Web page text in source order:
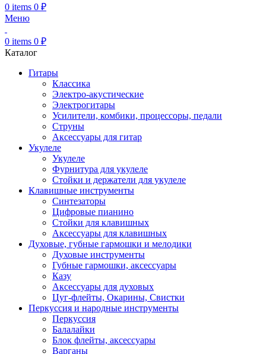
0 items 0 ₽
Меню
0 items 0 ₽
Каталог
Гитары
Классика
Электро-акустические
Электрогитары
Усилители, комбики, процессоры, педали
Струны
Аксессуары для гитар
Укулеле
Укулеле
Фурнитура для укулеле
Стойки и держатели для укулеле
Клавишные инструменты
Синтезаторы
Цифровые пианино
Стойки для клавишных
Аксессуары для клавишных
Духовые, губные гармошки и мелодики
Духовые инструменты
Губные гармошки, аксессуары
Казу
Аксессуары для духовых
Цуг-флейты, Окарины, Свистки
Перкуссия и народные инструменты
Перкуссия
Балалайки
Блок флейты, аксессуары
Варганы